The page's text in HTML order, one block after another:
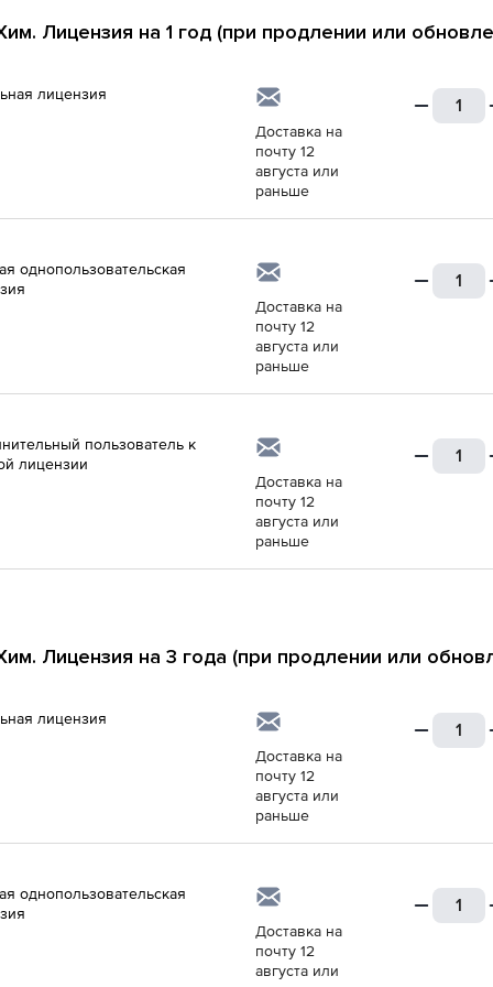
Лицензия на 1 год (при продлении или
лицензия
Доставка на
почту 12
августа или
раньше
однопользовательская
Доставка на
почту 12
августа или
раньше
пользователь к
лицензии
Доставка на
почту 12
августа или
раньше
Лицензия на 3 года (при продлении или
лицензия
Доставка на
почту 12
августа или
раньше
однопользовательская
Доставка на
почту 12
августа или